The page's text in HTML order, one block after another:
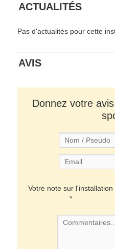
ACTUALITÉS
Pas d'actualités pour cette
AVIS
Donnez votre
Votre note sur l'installation
*